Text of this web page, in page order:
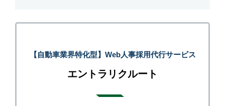
【自動車業界特化型】Web人事採用代行サービス
エントラリクルート